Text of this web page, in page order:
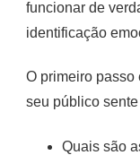
funcionar de
identificação
O primeiro passo
seu público
Quais são